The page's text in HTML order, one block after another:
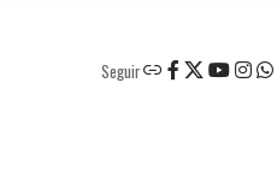
Seguir